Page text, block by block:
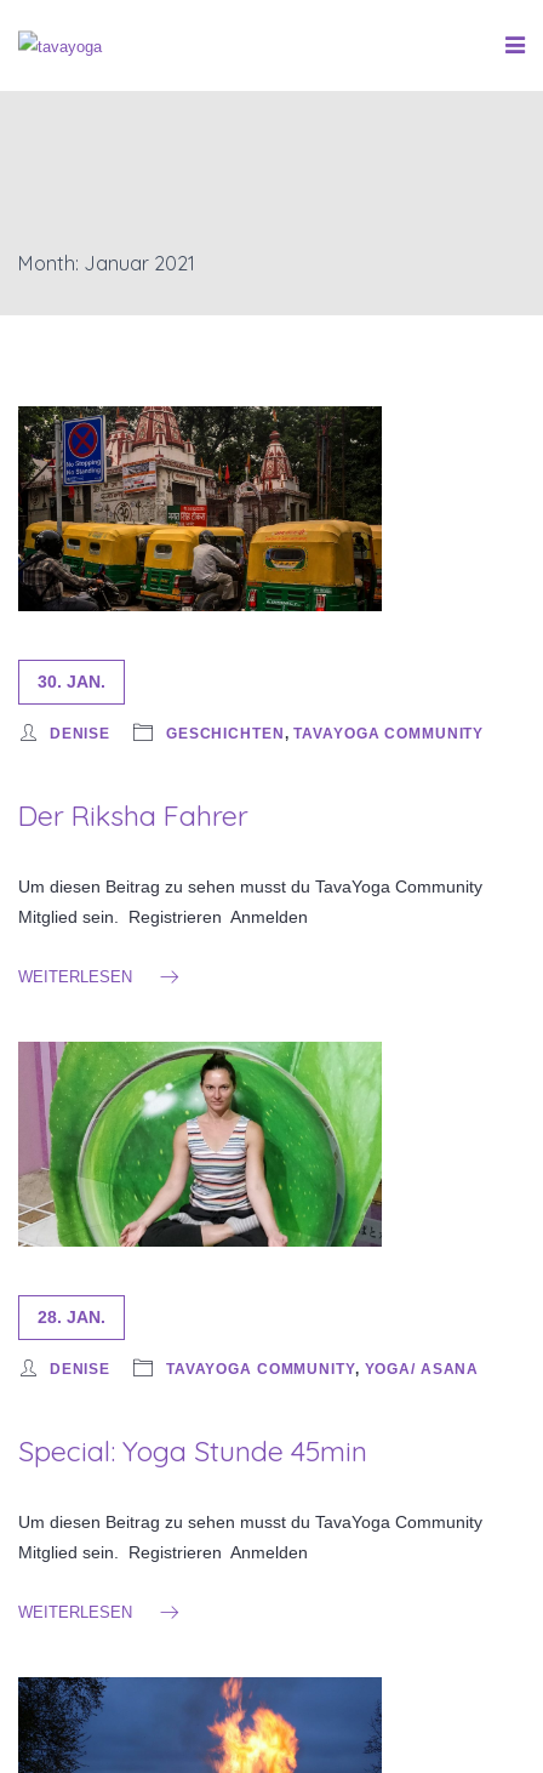
Month: Januar 2021
30. JAN.
DENISE GESCHICHTEN,TAVAYOGA COMMUNITY
Der Riksha Fahrer
Um diesen Beitrag zu sehen musst du TavaYoga Community
Mitglied sein. Registrieren Anmelden
WEITERLESEN
28. JAN.
DENISE TAVAYOGA COMMUNITY, YOGA/ ASANA
Special: Yoga Stunde 45min
Um diesen Beitrag zu sehen musst du TavaYoga Community
Mitglied sein. Registrieren Anmelden
WEITERLESEN